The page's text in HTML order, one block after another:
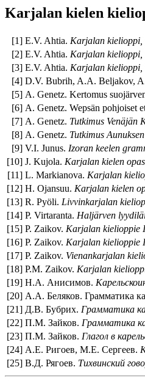
Karjalan kielen
[1] E.V. Ahtia. Karjalan kielioppi,
[2] E.V. Ahtia. Karjalan kielioppi,
[3] E.V. Ahtia. Karjalan kielioppi,
[4] D.V. Bubrih, A.A. Beljakov,
[5] A. Genetz. Kertomus
[6] A. Genetz. Wepsän pohjoiset
[7] A. Genetz. Tutkimus Venäjän
[8] A. Genetz. Tutkimus
[9] V.I. Junus. Izoran keelen
[10] J. Kujola. Karjalan kielen
[11] L. Markianova. Karjalan
[12] H. Ojansuu. Karjalan kielen
[13] R. Pyöli. Livvinkarjalan
[14] P. Virtaranta. Haljärven
[15] P. Zaikov. Karjalan kielioppie I
[16] P. Zaikov. Karjalan kielioppie
[17] P. Zaikov. Vienankarjalan
[18] P.M. Zaikov. Karjalan
[19] Н.А. Анисимов.
[20] А.А. Беляков. Грамматика
[21] Д.В. Бубрих. Грамматика
[22] П.М. Зайков. Грамматика
[23] П.М. Зайков. Глагол в
[24] А.Е. Ригоев, М.Е. Сергеев.
[25] В.Д. Рягоев. Тихвинский